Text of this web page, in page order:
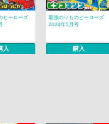
ヒーローズ
入
最強のりものヒーローズ
2024年5月号
購入